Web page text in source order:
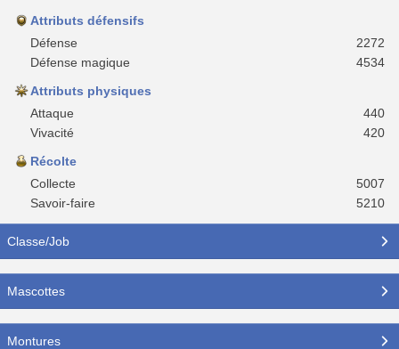
Attributs défensifs
Défense
2272
Défense magique
4534
Attributs physiques
Attaque
440
Vivacité
420
Récolte
Collecte
5007
Savoir-faire
5210
Classe/Job
Mascottes
Montures